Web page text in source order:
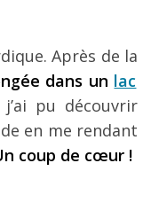
Après de la
dans un lac
pu découvrir
en me rendant
coup de cœur !